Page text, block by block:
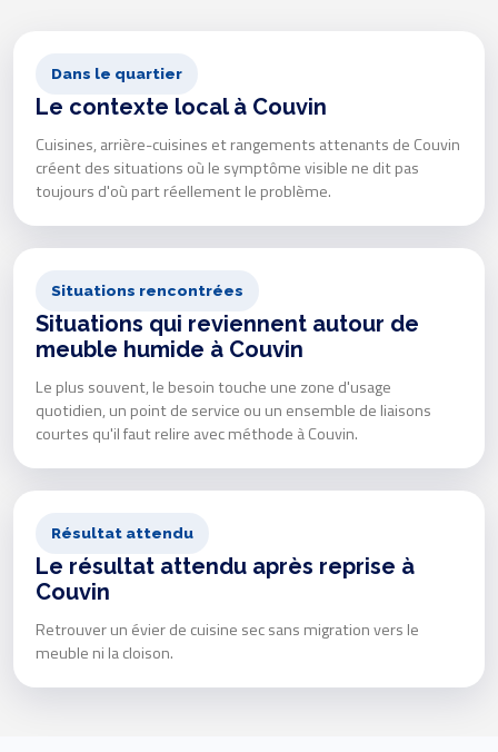
Dans le quartier
Le contexte local à Couvin
Cuisines, arrière-cuisines et rangements attenants de Couvin
créent des situations où le symptôme visible ne dit pas
toujours d'où part réellement le problème.
Situations rencontrées
Situations qui reviennent autour de
meuble humide à Couvin
Le plus souvent, le besoin touche une zone d'usage
quotidien, un point de service ou un ensemble de liaisons
courtes qu'il faut relire avec méthode à Couvin.
Résultat attendu
Le résultat attendu après reprise à
Couvin
Retrouver un évier de cuisine sec sans migration vers le
meuble ni la cloison.